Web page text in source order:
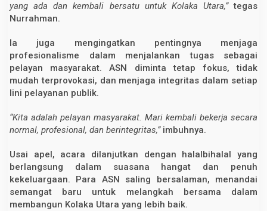
yang ada dan kembali bersatu untuk Kolaka Utara,”tegas
Nurrahman.
Ia juga mengingatkan pentingnya menjaga
profesionalisme dalam menjalankan tugas sebagai
pelayan masyarakat. ASN diminta tetap fokus, tidak
mudah terprovokasi, dan menjaga integritas dalam setiap
lini pelayanan publik.
“Kita adalah pelayan masyarakat. Mari kembali bekerja secara
normal, profesional, dan berintegritas,”imbuhnya.
Usai apel, acara dilanjutkan dengan halalbihalal yang
berlangsung dalam suasana hangat dan penuh
kekeluargaan. Para ASN saling bersalaman, menandai
semangat baru untuk melangkah bersama dalam
membangun Kolaka Utara yang lebih baik.